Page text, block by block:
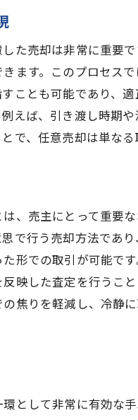
た売却は非常に重要
ます。このプロセス
ことも可能であり、
えば、引き渡し時期
で、任意売却は単な
、売主にとって重要
で行う売却方法であ
形での取引が可能で
映した査定を行うこ
焦りを軽減し、冷静
として非常に有効な